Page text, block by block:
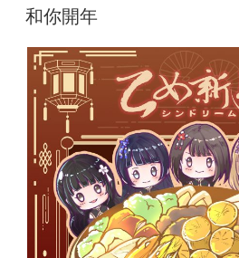
ON
和你開年